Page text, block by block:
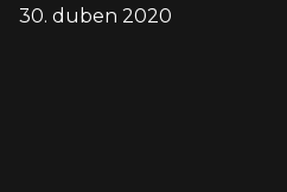
30. duben 2020